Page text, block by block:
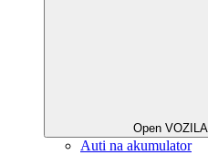
Open
Auti na akumulator